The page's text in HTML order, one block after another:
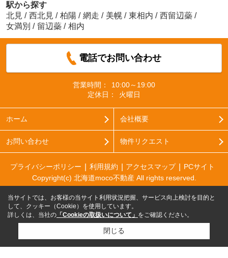
駅から探す
北見 / 西北見 / 柏陽 / 網走 / 美幌 / 東相内 / 西留辺蘂 /
女満別 / 留辺蘂 / 相内
電話でお問い合わせ
営業時間：
10:00～19:00
定休日：
火曜日
ホーム 会社概要
お問い合わせ 物件リクエスト
プライバシーポリシー 利用規約 アクセスマップ
PCサイト
Copyright(c) 北海道moco不動産 All rights reserved.
当サイトでは、お客様の当サイト利用状況把握、サービス向上検討を目的と
して、クッキー（Cookie）を使用しています。
詳しくは、当社の 「Cookieの取扱いについて」 をご確認ください。
閉じる